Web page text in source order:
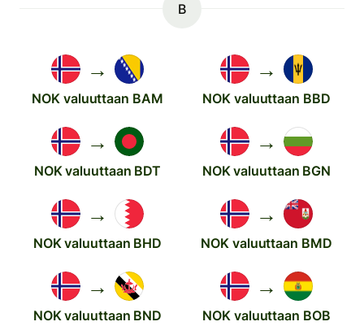
B
→
NOK valuuttaan BAM
→
NOK valuuttaan BBD
→
NOK valuuttaan BDT
→
NOK valuuttaan BGN
→
NOK valuuttaan BHD
→
NOK valuuttaan BMD
→
NOK valuuttaan BND
→
NOK valuuttaan BOB